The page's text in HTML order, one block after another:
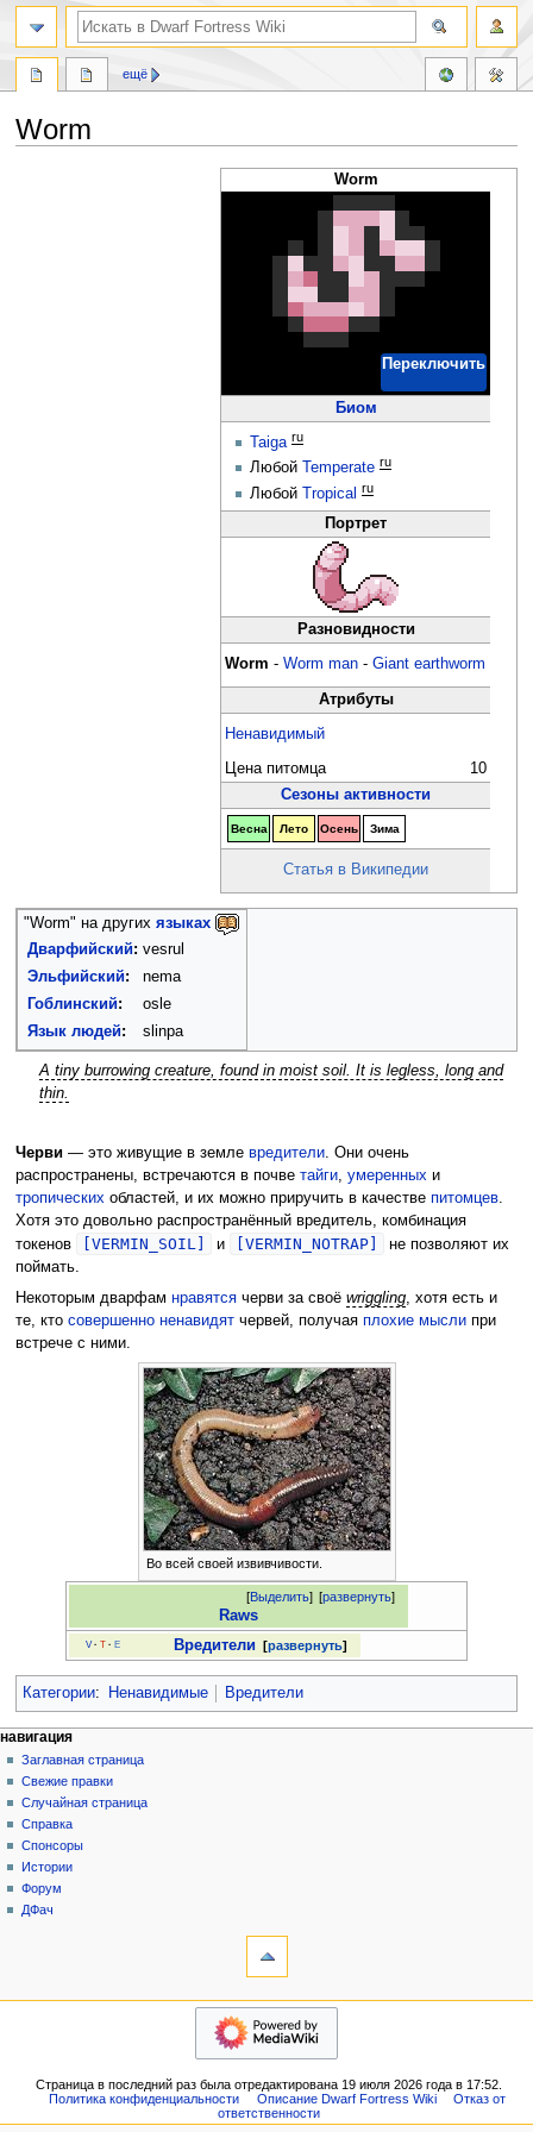
Worm
Worm
Переключить
Биом
Taiga ru
Любой Temperate ru
Любой Tropical ru
Портрет
Разновидности
Worm -Worm man -Giant earthworm
Атрибуты
Ненавидимый
Цена питомца
10
Сезоны активности
Весна Лето Осень Зима
Статья в Википедии
"Worm" на другихязыках
Дварфийский: vesrul
Эльфийский:
nema
Гоблинский:
osle
Язык людей: slinpa
A tiny burrowing creature, found in moist soil. It is legless, long and
thin.
Черви— это живущие в земле вредители. Они очень
распространены, встречаются в почве тайги, умеренныхи
тропическихобластей, и их можно приручить в качестве питомцев.
Хотя это довольно распространённый вредитель, комбинация
токенов
[VERMIN_SOIL] и [VERMIN_NOTRAP]
не позволяют их
поймать.
Некоторым дварфам нравятсячерви за своё wriggling, хотя есть и
те, кто совершенно ненавидятчервей, получая плохие мыслипри
встрече с ними.
Во всей своей извивчивости.
[развернуть]
[Выделить]
Raws
развернуть
V·T · E Вредители
Категории: Ненавидимые Вредители
Н
а
в
и
а
ц
действия на странице
статья
обсуждение
читать
просмотр
кода
история
ещё
персональные инструменты
создать
учётную
запись
войти
навигация
Заглавная страница
Свежие правки
Случайная страница
Справка
Спонсоры
Истории
Форум
ДФач
поиск
навигация
правки
Случайная
страница
Страница в последний раз была отредактирована 19 июля 2026 года в 17:52.
Политика конфиденциальности
Описание Dwarf Fortress Wiki
Отказ от
ответственности